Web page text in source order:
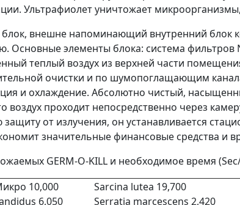
Ультрафиолет уничтожает
внешне напоминающий внутренний блок
элементы блока: система фильтров
теплый воздух из верхней части
очистки и по шумопоглащающим
и охлаждение. Абсолютно чистый,
проходит непосредственно через
от излучения, он устанавливается
значительные финансовые средства и
GERM-O-KILL и необходимое время
10,000
6,050
Sarcina lutea 19,700
Serratia marcescens 2,420